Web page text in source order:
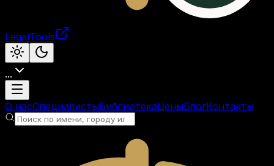
LegalTools
...
Загрузка аккаунта
О насСпециалистыБиблиотекаЦеныБлогКонтакты